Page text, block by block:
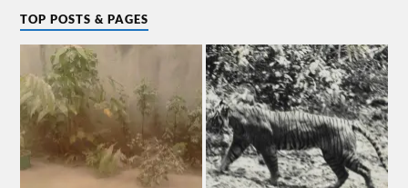
TOP POSTS & PAGES